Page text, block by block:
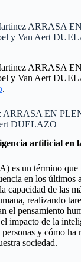
ARRASA
y Van Aert
ARRASA
y Van Aert
.
ARRASA EN
DUELAZO
artificial en
es un término que
en los últimos
capacidad de las
realizando
el pensamiento
impacto de la
y cómo ha
sociedad.